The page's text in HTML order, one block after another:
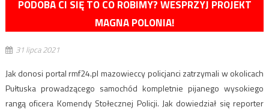
PODOBA CI SIĘ TO CO ROBIMY? WESPRZYJ PROJEKT
MAGNA POLONIA!
31 lipca 2021
Jak donosi portal rmf24.pl mazowieccy policjanci zatrzymali w okolicach
Pułtuska prowadzącego samochód kompletnie pijanego wysokiego
rangą oficera Komendy Stołecznej Policji. Jak dowiedział się reporter